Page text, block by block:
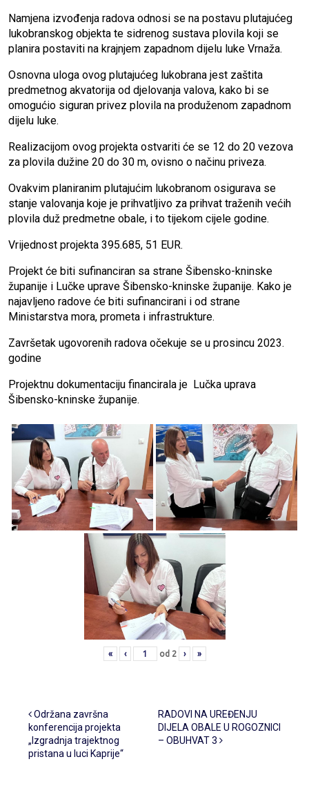
Namjena izvođenja radova odnosi se na postavu plutajućeg
lukobranskog objekta te sidrenog sustava plovila koji se
planira postaviti na krajnjem zapadnom dijelu luke Vrnaža.
Osnovna uloga ovog plutajućeg lukobrana jest zaštita
predmetnog akvatorija od djelovanja valova, kako bi se
omogućio siguran privez plovila na produženom zapadnom
dijelu luke.
Realizacijom ovog projekta ostvariti će se 12 do 20 vezova
za plovila dužine 20 do 30 m, ovisno o načinu priveza.
Ovakvim planiranim plutajućim lukobranom osigurava se
stanje valovanja koje je prihvatljivo za prihvat traženih većih
plovila duž predmetne obale, i to tijekom cijele godine.
Vrijednost projekta 395.685, 51 EUR.
Projekt će biti sufinanciran sa strane Šibensko-kninske
županije i Lučke uprave Šibensko-kninske županije. Kako je
najavljeno radove će biti sufinancirani i od strane
Ministarstva mora, prometa i infrastrukture.
Završetak ugovorenih radova očekuje se u prosincu 2023.
godine
Projektnu dokumentaciju financirala je Lučka uprava
Šibensko-kninske županije.
« ‹ od 2 › »
Post navigation
Održana završna
konferencija projekta
„Izgradnja trajektnog
pristana u luci Kaprije“
RADOVI NA UREĐENJU
DIJELA OBALE U ROGOZNICI
– OBUHVAT 3